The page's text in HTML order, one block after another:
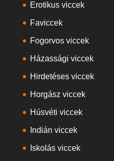
Erotikus viccek
Faviccek
Fogorvos viccek
Házassági viccek
Hirdetéses viccek
Horgász viccek
Húsvéti viccek
Indián viccek
Iskolás viccek